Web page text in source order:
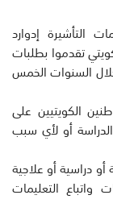
التأشيرة إدوارد
السبت، إن أكثر من 163 ألف كويتي تقدموا بطلبات
السنوات الخمس
الكويتيين على
الدراسة أو لأي سبب
دراسية أو علاجية
واتباع التعليمات